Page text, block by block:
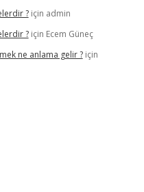
?için admin
?için Ecem Güneç
ne anlama gelir ?için